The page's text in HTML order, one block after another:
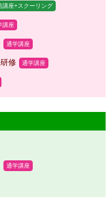
講座+スクーリング
講座
通学講座
修 通学講座
通学講座